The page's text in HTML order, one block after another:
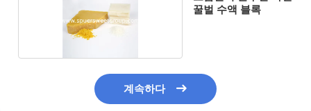
꿀벌 수액 블록
계속하다